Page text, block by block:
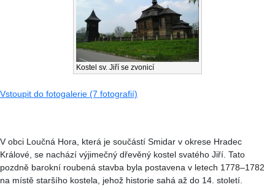
Kostel sv. Jiří se zvonicí
Vstoupit do fotogalerie (7 fotografií)
V obci Loučná Hora, která je součástí Smidar v okrese Hradec
Králové, se nachází výjimečný dřevěný kostel svatého Jiří. Tato
pozdně barokní roubená stavba byla postavena v letech 1778–1782
na místě staršího kostela, jehož historie sahá až do 14. století.